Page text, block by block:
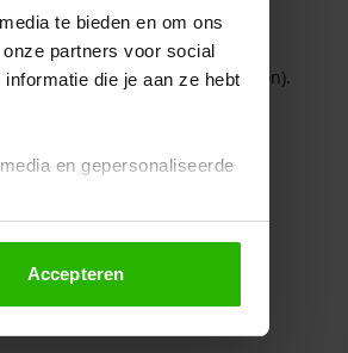
te bieden en om ons
partners voor social
die je aan ze hebt
en gepersonaliseerde
altijd wijzigen of
Accepteren
console for more information).